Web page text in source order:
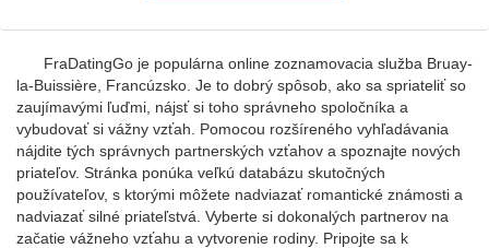
FraDatingGo je populárna online zoznamovacia služba Bruay-
la-Buissière, Francúzsko. Je to dobrý spôsob, ako sa spriateliť so
zaujímavými ľuďmi, nájsť si toho správneho spoločníka a
vybudovať si vážny vzťah. Pomocou rozšíreného vyhľadávania
nájdite tých správnych partnerských vzťahov a spoznajte nových
priateľov. Stránka ponúka veľkú databázu skutočných
používateľov, s ktorými môžete nadviazať romantické známosti a
nadviazať silné priateľstvá. Vyberte si dokonalých partnerov na
začatie vážneho vzťahu a vytvorenie rodiny. Pripojte sa k